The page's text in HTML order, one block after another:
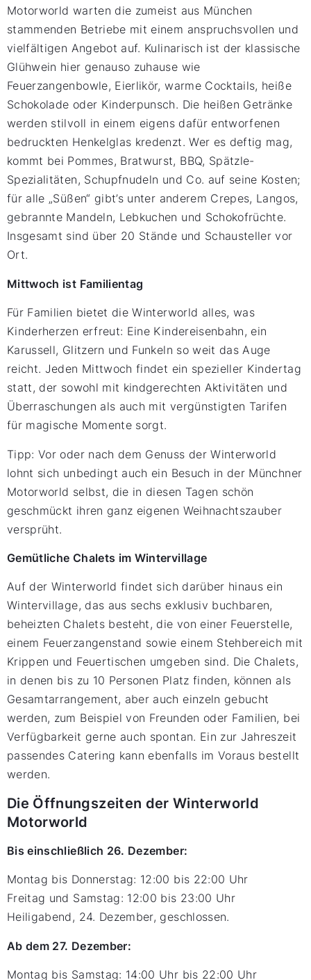
Motorworld warten die zumeist aus München
stammenden Betriebe mit einem anspruchsvollen und
vielfältigen Angebot auf. Kulinarisch ist der klassische
Glühwein hier genauso zuhause wie
Feuerzangenbowle, Eierlikör, warme Cocktails, heiße
Schokolade oder Kinderpunsch. Die heißen Getränke
werden stilvoll in einem eigens dafür entworfenen
bedruckten Henkelglas kredenzt. Wer es deftig mag,
kommt bei Pommes, Bratwurst, BBQ, Spätzle-
Spezialitäten, Schupfnudeln und Co. auf seine Kosten;
für alle „Süßen“ gibt’s unter anderem Crepes, Langos,
gebrannte Mandeln, Lebkuchen und Schokofrüchte.
Insgesamt sind über 20 Stände und Schausteller vor
Ort.
Mittwoch ist Familientag
Für Familien bietet die Winterworld alles, was
Kinderherzen erfreut: Eine Kindereisenbahn, ein
Karussell, Glitzern und Funkeln so weit das Auge
reicht. Jeden Mittwoch findet ein spezieller Kindertag
statt, der sowohl mit kindgerechten Aktivitäten und
Überraschungen als auch mit vergünstigten Tarifen
für magische Momente sorgt.
Tipp: Vor oder nach dem Genuss der Winterworld
lohnt sich unbedingt auch ein Besuch in der Münchner
Motorworld selbst, die in diesen Tagen schön
geschmückt ihren ganz eigenen Weihnachtszauber
versprüht.
Gemütliche Chalets im Wintervillage
Auf der Winterworld findet sich darüber hinaus ein
Wintervillage, das aus sechs exklusiv buchbaren,
beheizten Chalets besteht, die von einer Feuerstelle,
einem Feuerzangenstand sowie einem Stehbereich mit
Krippen und Feuertischen umgeben sind. Die Chalets,
in denen bis zu 10 Personen Platz finden, können als
Gesamtarrangement, aber auch einzeln gebucht
werden, zum Beispiel von Freunden oder Familien, bei
Verfügbarkeit gerne auch spontan. Ein zur Jahreszeit
passendes Catering kann ebenfalls im Voraus bestellt
werden.
Die Öffnungszeiten der Winterworld
Motorworld
Bis einschließlich 26. Dezember:
Montag bis Donnerstag: 12:00 bis 22:00 Uhr
Freitag und Samstag: 12:00 bis 23:00 Uhr
Heiligabend, 24. Dezember, geschlossen.
Ab dem 27. Dezember:
Montag bis Samstag: 14:00 Uhr bis 22:00 Uhr